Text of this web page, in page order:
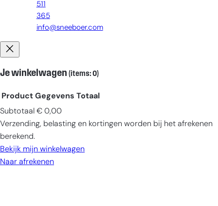
511
365
info@sneeboer.com
Je winkelwagen (items: 0)
Producten
in
winkelwagen
Product Gegevens Totaal
Subtotaal € 0,00
Verzending, belasting en kortingen worden bij het afrekenen
berekend.
Bekijk mijn winkelwagen
Naar afrekenen